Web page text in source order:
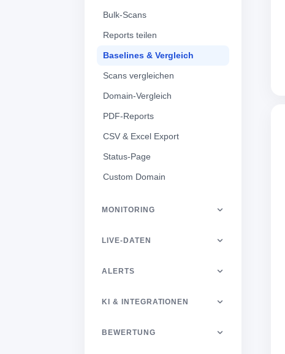
Bulk-Scans
Reports teilen
Baselines & Vergleich
Scans vergleichen
Domain-Vergleich
PDF-Reports
CSV & Excel Export
Status-Page
Custom Domain
MONITORING
LIVE-DATEN
ALERTS
KI & INTEGRATIONEN
BEWERTUNG